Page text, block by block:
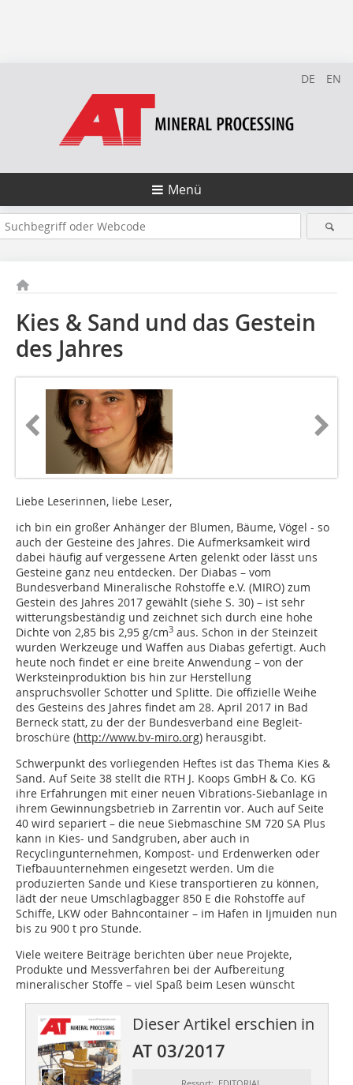
DE EN
Menü
Kies & Sand und das Gestein
des Jahres
Liebe Leserinnen, liebe Leser,
ich bin ein großer Anhänger der Blumen, Bäume, Vögel - so
auch der Gesteine des Jahres. Die Aufmerksamkeit wird
dabei häufig auf vergessene Arten gelenkt oder lässt uns
Gesteine ganz neu entdecken. Der Diabas – vom
Bundesverband Mineralische Rohstoffe e.V. (MIRO) zum
Gestein des Jahres 2017 gewählt (siehe S. 30) – ist sehr
witterungsbeständig und zeichnet sich durch eine hohe
Dichte von 2,85 bis 2,95 g/cm3 aus. Schon in der Steinzeit
wurden Werkzeuge und Waffen aus Diabas gefertigt. Auch
heute noch findet er eine breite Anwendung – von der
Werksteinproduktion bis hin zur Herstellung
anspruchsvoller Schotter und Splitte. Die offizielle Weihe
des Gesteins des Jahres findet am 28. April 2017 in Bad
Berneck statt, zu der der Bundesverband eine Begleit­
broschüre (http://www.bv-miro.org) herausgibt.
Schwerpunkt des vorliegenden Heftes ist das Thema Kies &
Sand. Auf Seite 38 stellt die RTH J. Koops GmbH & Co. KG
ihre Erfahrungen mit einer neuen Vibrations-Siebanlage in
ihrem Gewinnungsbetrieb in Zarrentin vor. Auch auf Seite
40 wird separiert – die neue Siebmaschine SM 720 SA Plus
kann in Kies- und Sandgruben, aber auch in
Recyclingunternehmen, Kompost- und Erdenwerken oder
Tiefbauunternehmen eingesetzt werden. Um die
produzierten Sande und Kiese transportieren zu können,
lädt der neue Umschlagbagger 850 E die Rohstoffe auf
Schiffe, LKW oder Bahncontainer – im Hafen in Ijmuiden nun
bis zu 900 t pro Stunde.
Viele weitere Beiträge berichten über neue Projekte,
Produkte und Messverfahren bei der Aufbereitung
mineralischer Stoffe – viel Spaß beim Lesen wünscht
Dieser Artikel erschien in
AT 03/2017